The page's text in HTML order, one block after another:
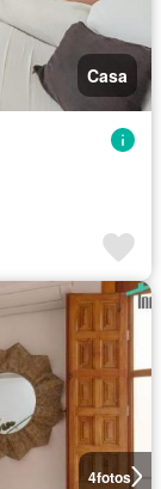
Casa
4fotos